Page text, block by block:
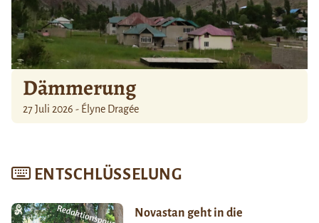
Dämmerung
27 Juli 2026 - Élyne Dragée
ENTSCHLÜSSELUNG
Novastan geht in die